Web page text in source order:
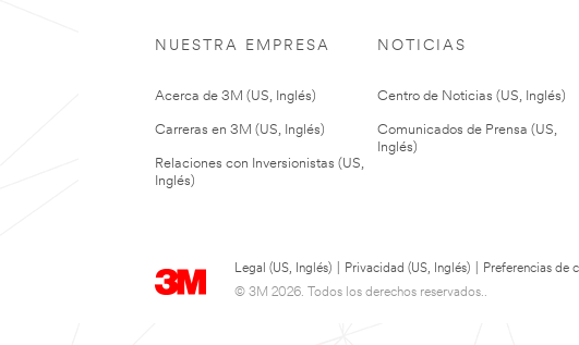
NUESTRA EMPRESA
Acerca de 3M (US, Inglés)
Carreras en 3M (US, Inglés)
Relaciones con Inversionistas (US,
Inglés)
NOTICIAS
Centro de Noticias (US, Inglés)
Comunicados de Prensa (US,
Inglés)
Legal (US, Inglés) Privacidad (US, Inglés)
Preferencias de
© 3M 2026. Todos los derechos reservados..